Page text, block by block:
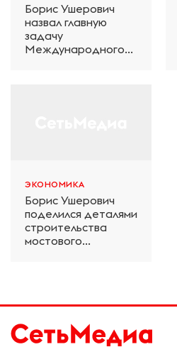
Борис Ушерович
назвал главную
задачу
Международного
ЭКОНОМИКА
Борис Ушерович
поделился деталями
строительства
мостового